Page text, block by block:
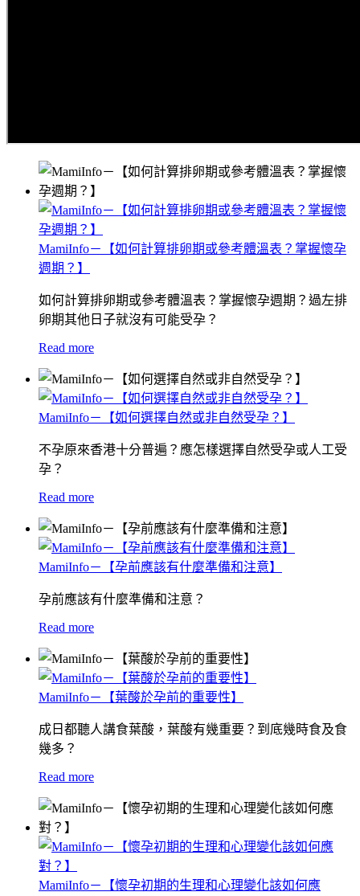
MamiInfo－【如何計算排卵期或參考體溫表？掌握懷孕
週期？】
如何計算排卵期或參考體溫表？掌握懷孕週期？過左排
卵期其他日子就沒有可能受孕？
Read more
MamiInfo－【如何選擇自然或非自然受孕？】
不孕原來香港十分普遍？應怎樣選擇自然受孕或人工受
孕？
Read more
MamiInfo－【孕前應該有什麼準備和注意】
孕前應該有什麼準備和注意？
Read more
MamiInfo－【葉酸於孕前的重要性】
成日都聽人講食葉酸，葉酸有幾重要？到底幾時食及食
幾多？
Read more
MamiInfo－【懷孕初期的生理和心理變化該如何應